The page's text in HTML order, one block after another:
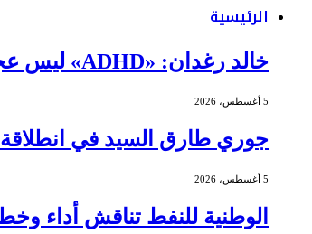
الرئيسية
خالد رغدان: «ADHD» ليس عجزا بل عقل يعمل بذكاء وإيقاع مختلف
5 أغسطس، 2026
جوري طارق السيد في انطلاقة
5 أغسطس، 2026
الوطنية للنفط تناقش أداء